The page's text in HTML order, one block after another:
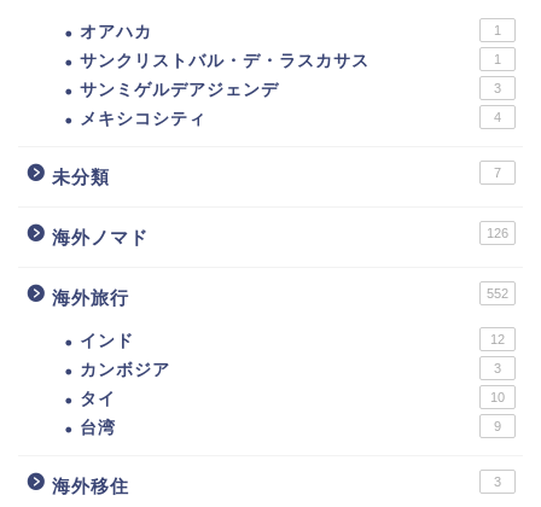
オアハカ 1
サンクリストバル・デ・ラスカサス 1
サンミゲルデアジェンデ 3
メキシコシティ 4
未分類 7
海外ノマド 126
海外旅行 552
インド 12
カンボジア 3
タイ 10
台湾 9
海外移住 3